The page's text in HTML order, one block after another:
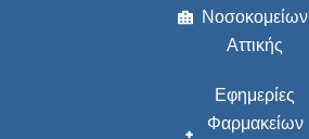
Νοσοκομείων
Αττικής
Εφημερίες
Φαρμακείων